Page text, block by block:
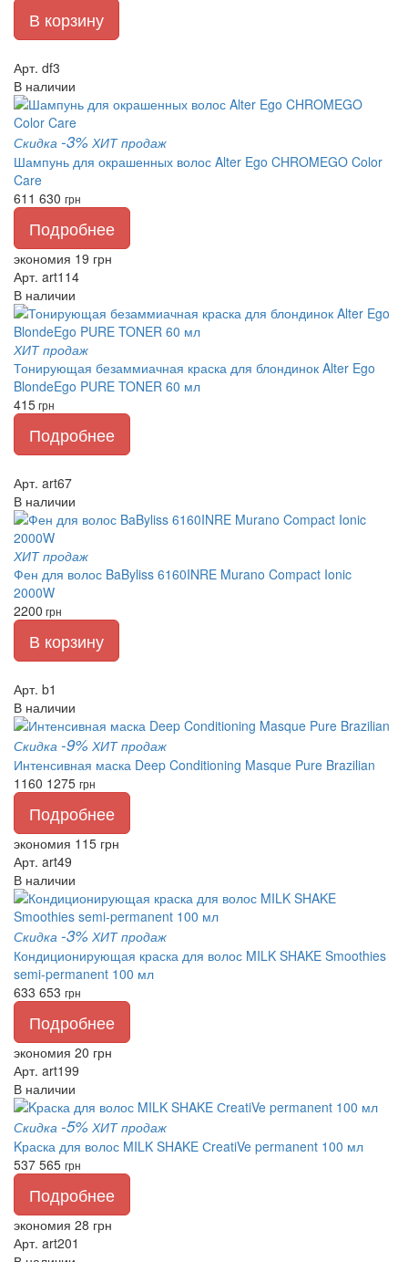
В корзину
Арт. df3
В наличии
Скидка -3% ХИТ продаж
Шампунь для окрашенных волос Alter Ego CHROMEGO Color
Care
611 630 грн
Подробнее
экономия 19 грн
Арт. art114
В наличии
ХИТ продаж
Тонирующая безаммиачная краска для блондинок Alter Ego
BlondeEgo PURE TONER 60 мл
415грн
Подробнее
Арт. art67
В наличии
ХИТ продаж
Фен для волос BaByliss 6160INRE Murano Compact Ionic
2000W
2200 грн
В корзину
Арт. b1
В наличии
Скидка -9% ХИТ продаж
Интенсивная маска Deep Conditioning Masque Pure Brazilian
1160 1275 грн
Подробнее
экономия 115 грн
Арт. art49
В наличии
Скидка -3% ХИТ продаж
Кондиционирующая краска для волос MILK SHAKE Smoothies
semi-permanent 100 мл
633 653 грн
Подробнее
экономия 20 грн
Арт. art199
В наличии
Скидка -5% ХИТ продаж
Kраска для волос MILK SHAKE СreatiVe permanent 100 мл
537 565 грн
Подробнее
экономия 28 грн
Арт. art201